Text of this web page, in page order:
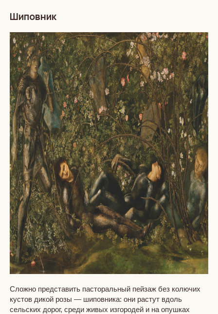
Шиповник
Сложно представить пасторальный пейзаж без колючих
кустов дикой розы — шиповника: они растут вдоль
сельских дорог, среди живых изгородей и на опушках